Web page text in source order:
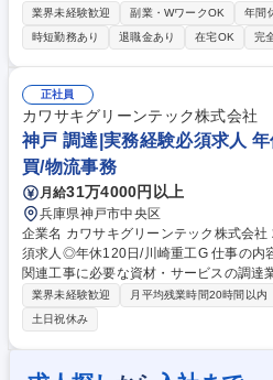
担っていただきます。 社内外の多くの関係者と連携しながら、安定供給と
競争力向上を実現し、事業成長を支える
とを期待しています。 【業務詳細】調達
契約交渉、納入管理、支払対応、品質・
般を幅広く担当していただきます。担当
イヤーで、社内外の多様な関係者と連携
の実現を目指します 募集職
業界未経験歓迎 副業・WワークOK 年間
時短勤務あり
退職金あり 在宅OK 完
正社員
カワサキグリーンテック株式会社
神戸 調達|実務経験必須求人
買/物流事務
月給31万4000円以上
兵庫県神戸市中央区
企業名 カワサキグリーンテック株式会社 求人名 神戸◆調達｜実務経験必
須求人◎年休120日/川崎重工G 仕事の内容 環境プラントの運転維持管理や
関連工事に必要な資材・サービスの調達
注、請求処理、支払いまでの一連の事務をお任せ
関連の資材・部品・サービスの調達業務
結、価格交渉、納期管理 ■注文書発行か
の一連の契約事務 ■「たのめーる」シス
確認 ■社内各部署と連携し、コスト・品
業界未経験歓迎 月平均残業時間20時間以内
土日祝休み